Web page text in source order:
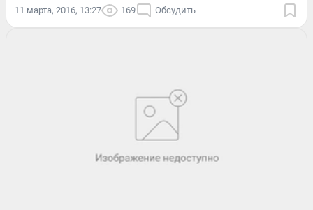
11 марта, 2016, 13:27 169 Обсудить